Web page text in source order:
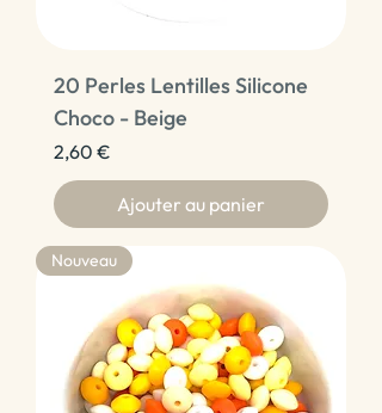
20 Perles Lentilles Silicone
Choco - Beige
Prix
2,60 €
Ajouter au panier
Nouveau